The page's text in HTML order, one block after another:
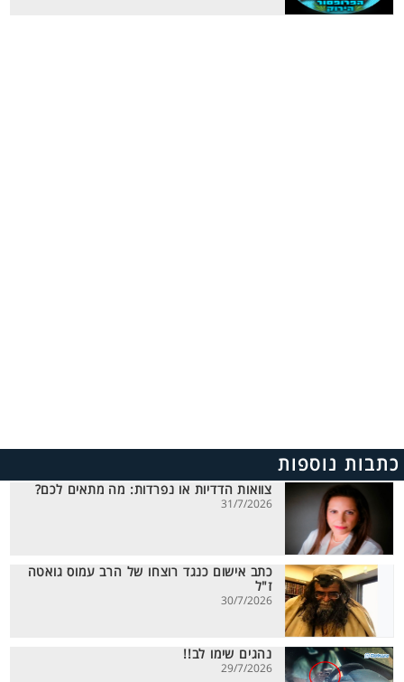
כתבות נוספות
צוואות הדדיות או נפרדות: מה מתאים לכם?
31/7/2026
כתב אישום כנגד רוצחו של הרב עמוס גואטה
ז"ל
30/7/2026
נהגים שימו לב!!
29/7/2026